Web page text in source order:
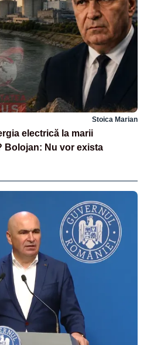
Stoica Marian
electrică la marii
Bolojan: Nu vor exista